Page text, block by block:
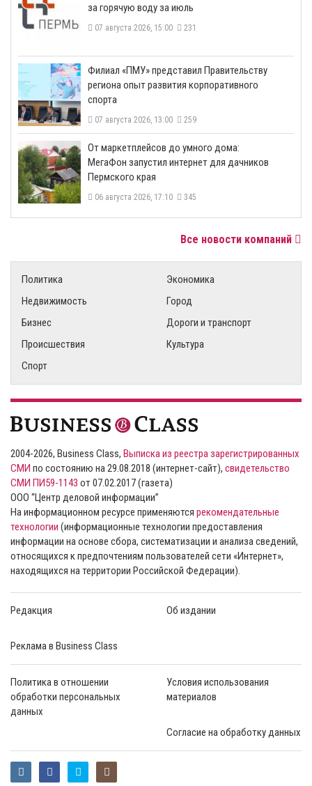
за горячую воду за июль
07 августа 2026, 15:00 231
​Филиал «ПМУ» представил Правительству
региона опыт развития корпоративного
спорта
07 августа 2026, 13:00 259
От маркетплейсов до умного дома:
МегаФон запустил интернет для дачников
Пермского края
06 августа 2026, 17:10 345
Все новости компаний
Политика
Экономика
Недвижимость
Город
Бизнес
Дороги и транспорт
Происшествия
Культура
Спорт
2004-2026, Business Class, Выписка из реестра зарегистрированных
СМИ по состоянию на 29.08.2018 (интернет-сайт), свидетельство
СМИ ПИ59-1143 от 07.02.2017 (газета)
ООО “Центр деловой информации”
На информационном ресурсе применяются рекомендательные
технологии (информационные технологии предоставления
информации на основе сбора, систематизации и анализа сведений,
относящихся к предпочтениям пользователей сети «Интернет»,
находящихся на территории Российской Федерации).
Редакция Об издании
Реклама в Business Class
Политика в отношении
обработки персональных
данных
Условия использования
материалов
Согласие на обработку данных